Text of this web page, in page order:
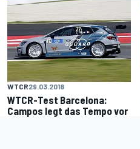
WTCR29.03.2018
WTCR-Test Barcelona:
Campos legt das Tempo vor